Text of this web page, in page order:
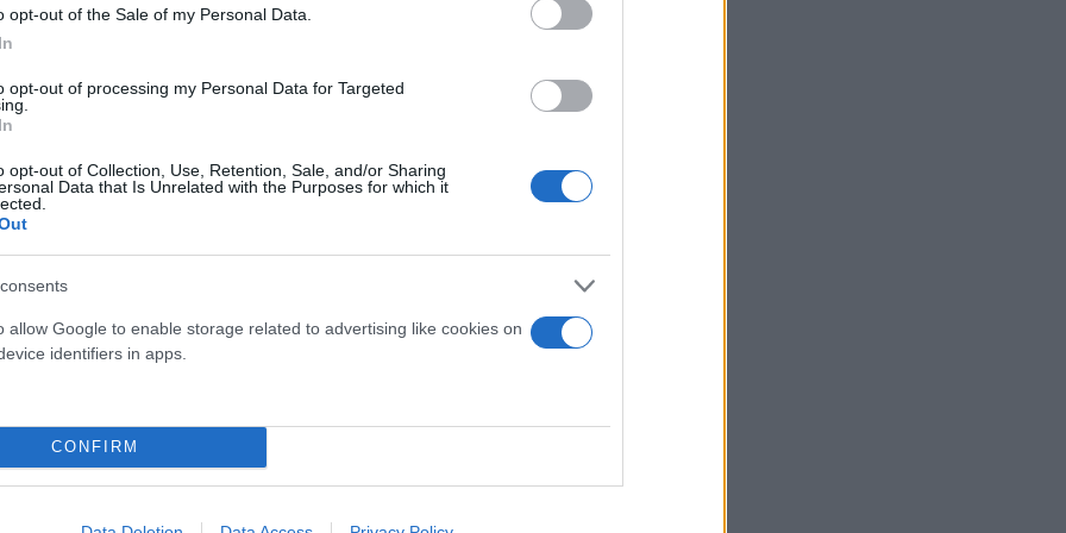
opt-out of the Sale of my Personal Data.
opt-out of processing my Personal Data for Targeted
opt-out of Collection, Use, Retention, Sale, and/or Sharing
Data that Is Unrelated with the Purposes for which it
allow Google to enable storage related to advertising like cookies on
identifiers in apps.
CONFIRM
που διενήργησε τη νεκροψία - νεκροτομή, στο